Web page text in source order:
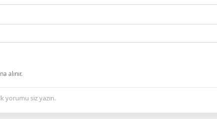
alınır.
yorumu siz yazın.